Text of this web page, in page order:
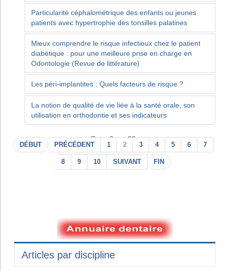
Particularité céphalométrique des enfants ou jeunes
patients avec hypertrophie des tonsilles palatines
Mieux comprendre le risque infectieux chez le patient
diabétique : pour une meilleure prise en charge en
Odontologie (Revue de littérature)
Les péri-implantites : Quels facteurs de risque ?
La notion de qualité de vie liée à la santé orale, son
utilisation en orthodontie et ses indicateurs
Page 2 sur 22
DÉBUT PRÉCÉDENT 1 2 3 4 5 6 7
8 9 10 SUIVANT FIN
Articles par discipline